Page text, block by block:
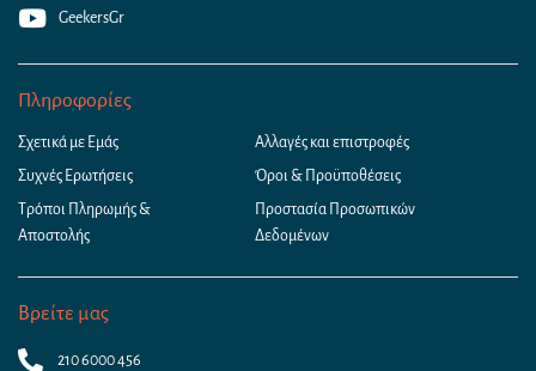
GeekersGr
Πληροφορίες
Σχετικά με Εμάς
Συχνές Ερωτήσεις
Τρόποι Πληρωμής &
Αποστολής
Αλλαγές και επιστροφές
Όροι & Προϋποθέσεις
Προστασία Προσωπικών
Δεδομένων
Βρείτε μας
210 6000 456